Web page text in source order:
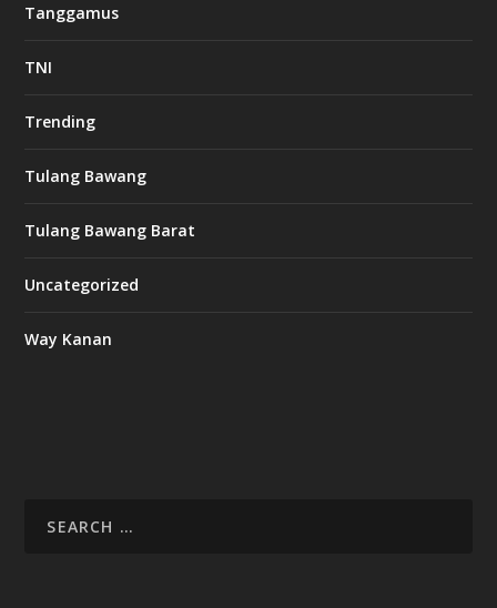
Tanggamus
TNI
Trending
Tulang Bawang
Tulang Bawang Barat
Uncategorized
Way Kanan